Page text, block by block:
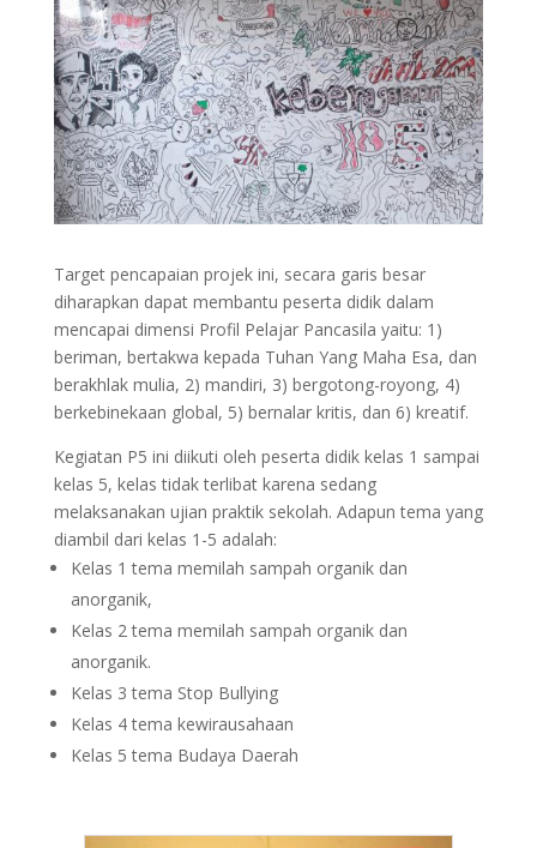
Target pencapaian projek ini, secara garis besar
diharapkan dapat membantu peserta didik dalam
mencapai dimensi Profil Pelajar Pancasila yaitu: 1)
beriman, bertakwa kepada Tuhan Yang Maha Esa, dan
berakhlak mulia, 2) mandiri, 3) bergotong-royong, 4)
berkebinekaan global, 5) bernalar kritis, dan 6) kreatif.
Kegiatan P5 ini diikuti oleh peserta didik kelas 1 sampai
kelas 5, kelas tidak terlibat karena sedang
melaksanakan ujian praktik sekolah. Adapun tema yang
diambil dari kelas 1-5 adalah:
Kelas 1 tema memilah sampah organik dan
anorganik,
Kelas 2 tema memilah sampah organik dan
anorganik.
Kelas 3 tema Stop Bullying
Kelas 4 tema kewirausahaan
Kelas 5 tema Budaya Daerah